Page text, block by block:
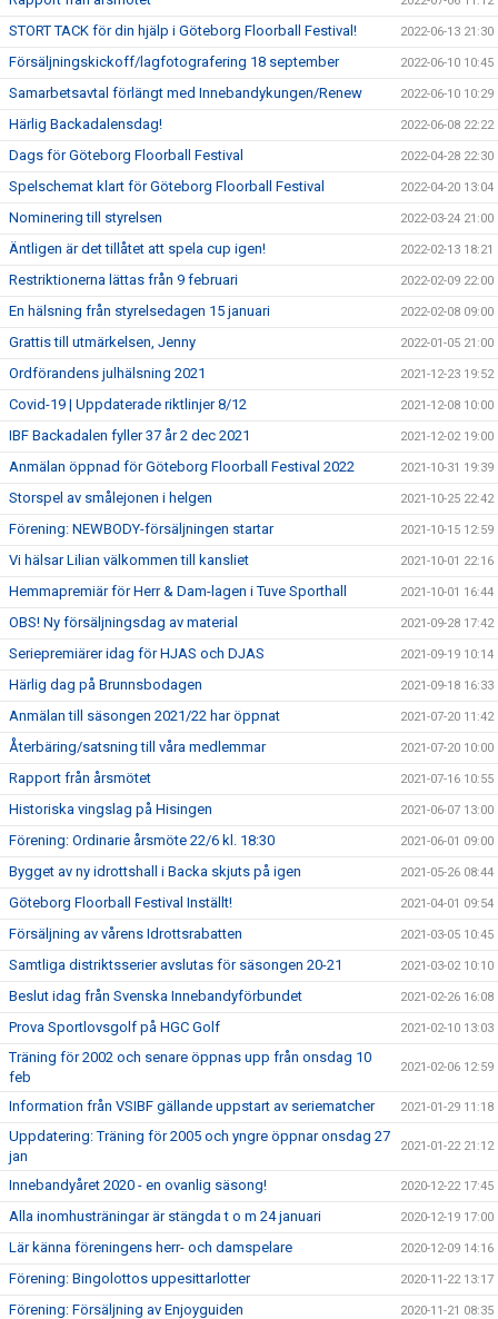
STORT TACK för din hjälp i Göteborg Floorball Festival! 2022-06-13 21:30
Försäljningskickoff/lagfotografering 18 september 2022-06-10 10:45
Samarbetsavtal förlängt med Innebandykungen/Renew 2022-06-10 10:29
Härlig Backadalensdag! 2022-06-08 22:22
Dags för Göteborg Floorball Festival 2022-04-28 22:30
Spelschemat klart för Göteborg Floorball Festival 2022-04-20 13:04
Nominering till styrelsen 2022-03-24 21:00
Äntligen är det tillåtet att spela cup igen! 2022-02-13 18:21
Restriktionerna lättas från 9 februari 2022-02-09 22:00
En hälsning från styrelsedagen 15 januari 2022-02-08 09:00
Grattis till utmärkelsen, Jenny 2022-01-05 21:00
Ordförandens julhälsning 2021 2021-12-23 19:52
Covid-19 | Uppdaterade riktlinjer 8/12 2021-12-08 10:00
IBF Backadalen fyller 37 år 2 dec 2021 2021-12-02 19:00
Anmälan öppnad för Göteborg Floorball Festival 2022 2021-10-31 19:39
Storspel av smålejonen i helgen 2021-10-25 22:42
Förening: NEWBODY-försäljningen startar 2021-10-15 12:59
Vi hälsar Lilian välkommen till kansliet 2021-10-01 22:16
Hemmapremiär för Herr & Dam-lagen i Tuve Sporthall 2021-10-01 16:44
OBS! Ny försäljningsdag av material 2021-09-28 17:42
Seriepremiärer idag för HJAS och DJAS 2021-09-19 10:14
Härlig dag på Brunnsbodagen 2021-09-18 16:33
Anmälan till säsongen 2021/22 har öppnat 2021-07-20 11:42
Återbäring/satsning till våra medlemmar 2021-07-20 10:00
Rapport från årsmötet 2021-07-16 10:55
Historiska vingslag på Hisingen 2021-06-07 13:00
Förening: Ordinarie årsmöte 22/6 kl. 18:30 2021-06-01 09:00
Bygget av ny idrottshall i Backa skjuts på igen 2021-05-26 08:44
Göteborg Floorball Festival Inställt! 2021-04-01 09:54
Försäljning av vårens Idrottsrabatten 2021-03-05 10:45
Samtliga distriktsserier avslutas för säsongen 20-21 2021-03-02 10:10
Beslut idag från Svenska Innebandyförbundet 2021-02-26 16:08
Prova Sportlovsgolf på HGC Golf 2021-02-10 13:03
Träning för 2002 och senare öppnas upp från onsdag 10
feb
2021-02-06 12:59
Information från VSIBF gällande uppstart av seriematcher 2021-01-29 11:18
Uppdatering: Träning för 2005 och yngre öppnar onsdag 27
jan
2021-01-22 21:12
Innebandyåret 2020 - en ovanlig säsong! 2020-12-22 17:45
Alla inomhusträningar är stängda t o m 24 januari 2020-12-19 17:00
Lär känna föreningens herr- och damspelare 2020-12-09 14:16
Förening: Bingolottos uppesittarlotter 2020-11-22 13:17
Förening: Försäljning av Enjoyguiden 2020-11-21 08:35